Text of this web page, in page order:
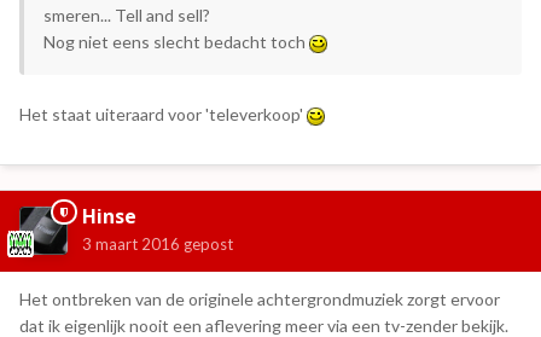
smeren... Tell and sell?
Nog niet eens slecht bedacht toch
Het staat uiteraard voor 'televerkoop'
Hinse
3 maart 2016 gepost
Het ontbreken van de originele achtergrondmuziek zorgt ervoor
dat ik eigenlijk nooit een aflevering meer via een tv-zender bekijk.